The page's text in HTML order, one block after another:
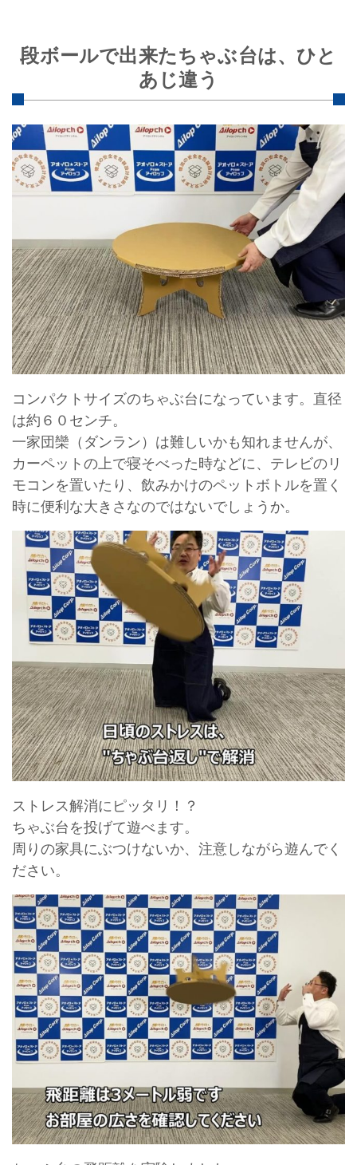
段ボールで出来たちゃぶ台は、ひと
あじ違う
コンパクトサイズのちゃぶ台になっています。直径
は約６０センチ。
一家団欒（ダンラン）は難しいかも知れませんが、
カーペットの上で寝そべった時などに、テレビのリ
モコンを置いたり、飲みかけのペットボトルを置く
時に便利な大きさなのではないでしょうか。
ストレス解消にピッタリ！？
ちゃぶ台を投げて遊べます。
周りの家具にぶつけないか、注意しながら遊んでく
ださい。